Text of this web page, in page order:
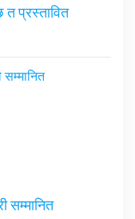
प्रस्तावित
सम्मानित